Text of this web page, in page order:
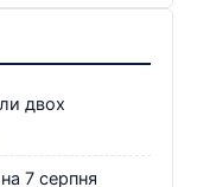
двох
7 серпня